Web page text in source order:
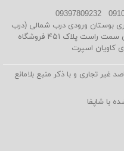
09397809232
بوستان ورودی درب شمالی (درب
اردیبهشت خیابان کربلایی احمد ) راهروی سمت راست پلاک ۴۵۱ فروشگاه
کاویان اسپرت
غیر تجاری و با ذکر منبع بلامانع
با شاپفا